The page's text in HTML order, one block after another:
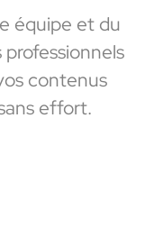
équipe et du
contenus
effort.